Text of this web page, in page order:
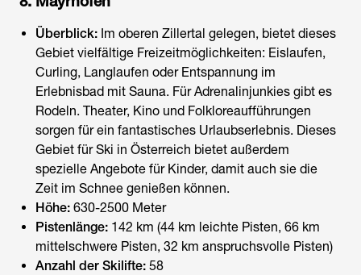
Überblick: Im oberen Zillertal gelegen, bietet dieses
Gebiet vielfältige Freizeitmöglichkeiten: Eislaufen,
Curling, Langlaufen oder Entspannung im
Erlebnisbad mit Sauna. Für Adrenalinjunkies gibt es
Rodeln. Theater, Kino und Folkloreaufführungen
sorgen für ein fantastisches Urlaubserlebnis. Dieses
Gebiet fürSki in Österreich bietet außerdem
spezielle Angebote für Kinder, damit auch sie die
Zeit im Schnee genießen können.
Höhe: 630-2500 Meter
Pistenlänge: 142 km (44 km leichte Pisten, 66 km
mittelschwere Pisten, 32 km anspruchsvolle Pisten)
Anzahl der Skilifte: 58